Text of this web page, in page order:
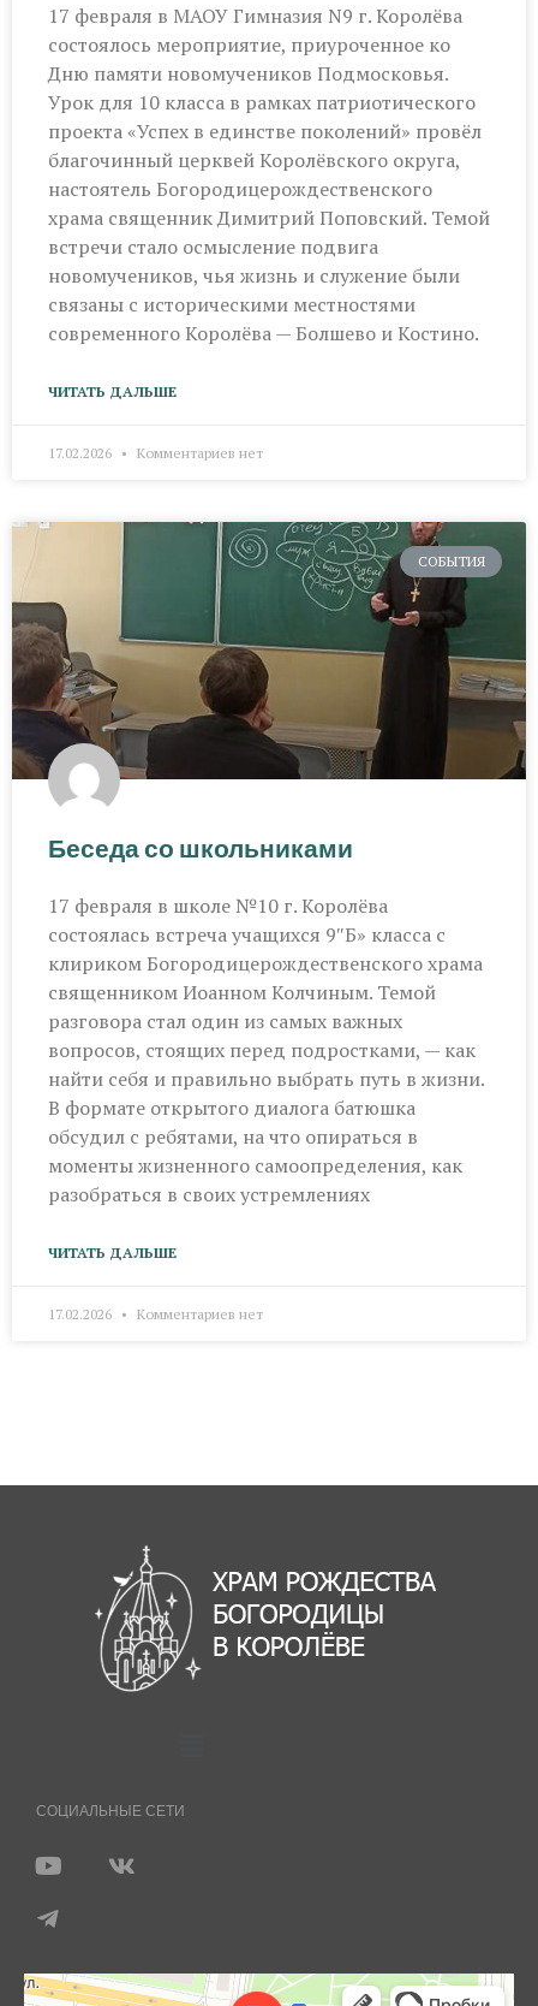
17 февраля в МАОУ Гимназия N9 г. Королёва
состоялось мероприятие, приуроченное ко
Дню памяти новомучеников Подмосковья.
Урок для 10 класса в рамках патриотического
проекта «Успех в единстве поколений» провёл
благочинный церквей Королёвского округа,
настоятель Богородицерождественского
храма священник Димитрий Поповский. Темой
встречи стало осмысление подвига
новомучеников, чья жизнь и служение были
связаны с историческими местностями
современного Королёва — Болшево и Костино.
ЧИТАТЬ ДАЛЬШЕ
17.02.2026 Комментариев нет
СОБЫТИЯ
Беседа со школьниками
17 февраля в школе №10 г. Королёва
состоялась встреча учащихся 9″Б» класса с
клириком Богородицерождественского храма
священником Иоанном Колчиным. Темой
разговора стал один из самых важных
вопросов, стоящих перед подростками, — как
найти себя и правильно выбрать путь в жизни.
В формате открытого диалога батюшка
обсудил с ребятами, на что опираться в
моменты жизненного самоопределения, как
разобраться в своих устремлениях
ЧИТАТЬ ДАЛЬШЕ
17.02.2026 Комментариев нет
СОЦИАЛЬНЫЕ СЕТИ
Королёв
Яндекс Карты — транспорт, навигация, поиск мест